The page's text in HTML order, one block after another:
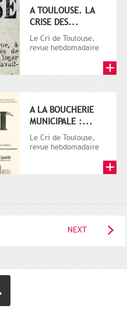
A TOULOUSE. LA
CRISE DES...
Le Cri de Toulouse,
revue hebdomadaire
A LA BOUCHERIE
MUNICIPALE :...
Le Cri de Toulouse,
revue hebdomadaire
NEXT